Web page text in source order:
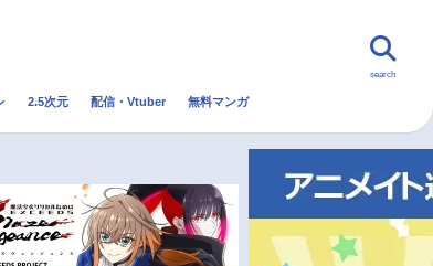
トレンド 無料マンガ
search
2.5次元 配信・Vtuber 無料マンガ